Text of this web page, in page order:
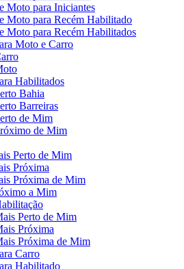
Moto para Iniciantes
Moto para Recém Habilitado
Moto para Recém Habilitados
Moto e Carro
Habilitados
Bahia
Barreiras
de Mim
de Mim
Perto de Mim
Próxima
Próxima de Mim
a Mim
Perto de Mim
Próxima
Próxima de Mim
Carro
Habilitado